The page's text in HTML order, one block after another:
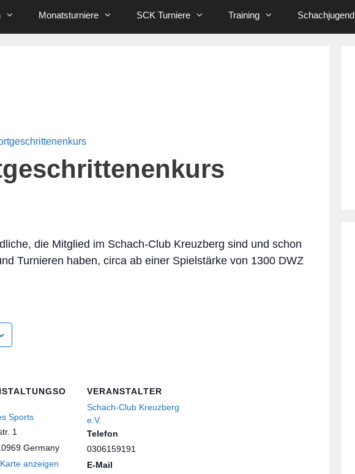
Monatsturniere SCK Turniere Training Schachjugend
die Mitglied im Schach-Club Kreuzberg sind und schon
Turnieren haben, circa ab einer Spielstärke von 1300 DWZ
Sports
1
Germany
anzeigen
VERANSTALTER
Schach-Club Kreuzberg
e.V.
Telefon
0306159191
E-Mail